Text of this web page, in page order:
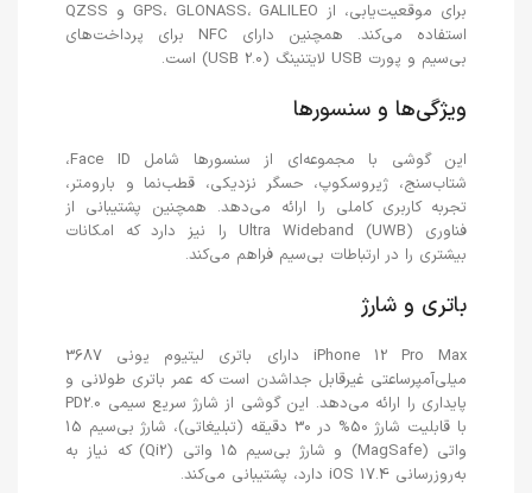
برای موقعیت‌یابی، از GPS، GLONASS، GALILEO و QZSS
استفاده می‌کند. همچنین دارای NFC برای پرداخت‌های
بی‌سیم و پورت USB لایتنینگ (USB 2.0) است.
ویژگی‌ها و سنسورها
این گوشی با مجموعه‌ای از سنسورها شامل Face ID،
شتاب‌سنج، ژیروسکوپ، حسگر نزدیکی، قطب‌نما و بارومتر،
تجربه کاربری کاملی را ارائه می‌دهد. همچنین پشتیبانی از
فناوری Ultra Wideband (UWB) را نیز دارد که امکانات
بیشتری را در ارتباطات بی‌سیم فراهم می‌کند.
باتری و شارژ
iPhone 12 Pro Max دارای باتری لیتیوم یونی 3687
میلی‌آمپرساعتی غیرقابل جداشدن است که عمر باتری طولانی و
پایداری را ارائه می‌دهد. این گوشی از شارژ سریع سیمی PD2.0
با قابلیت شارژ 50% در 30 دقیقه (تبلیغاتی)، شارژ بی‌سیم 15
واتی (MagSafe) و شارژ بی‌سیم 15 واتی (Qi2) که نیاز به
به‌روزرسانی iOS 17.4 دارد، پشتیبانی می‌کند.